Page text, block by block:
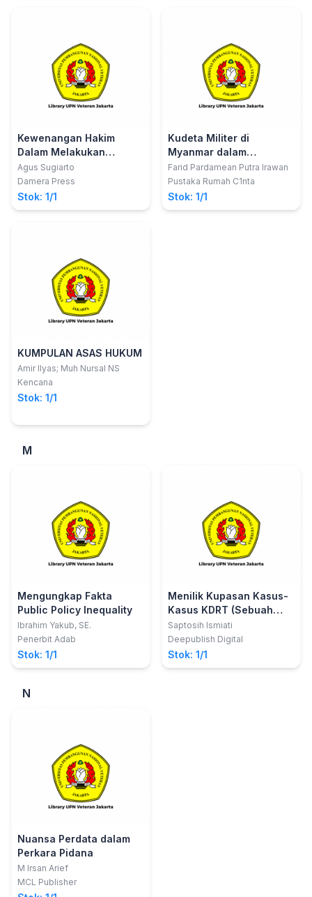
Kewenangan Hakim
Dalam Melakukan
Penahanan
Agus Sugiarto
Damera Press
Stok: 1/1
Kudeta Militer di
Myanmar dalam
Perspektif Hukum
Internasional
Farid Pardamean Putra Irawan
Pustaka Rumah C1nta
Stok: 1/1
KUMPULAN ASAS HUKUM
Amir Ilyas; Muh Nursal NS
Kencana
Stok: 1/1
M
Mengungkap Fakta
Public Policy Inequality
Ibrahim Yakub, SE.
Penerbit Adab
Stok: 1/1
Menilik Kupasan Kasus-
Kasus KDRT (Sebuah
Kajian Yuridis Sosiologis)
Saptosih Ismiati
Deepublish Digital
Stok: 1/1
N
Nuansa Perdata dalam
Perkara Pidana
M Irsan Arief
MCL Publisher